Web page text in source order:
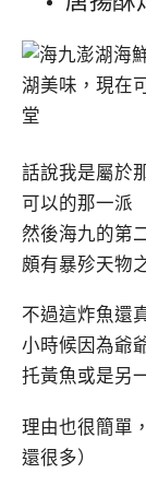
話說我是屬於
可以的那一派
然後海九的第
頗有暴殄天物
不過這炸魚還
小時候因為爺
托黃魚或是另
理由也很簡單
還很多）